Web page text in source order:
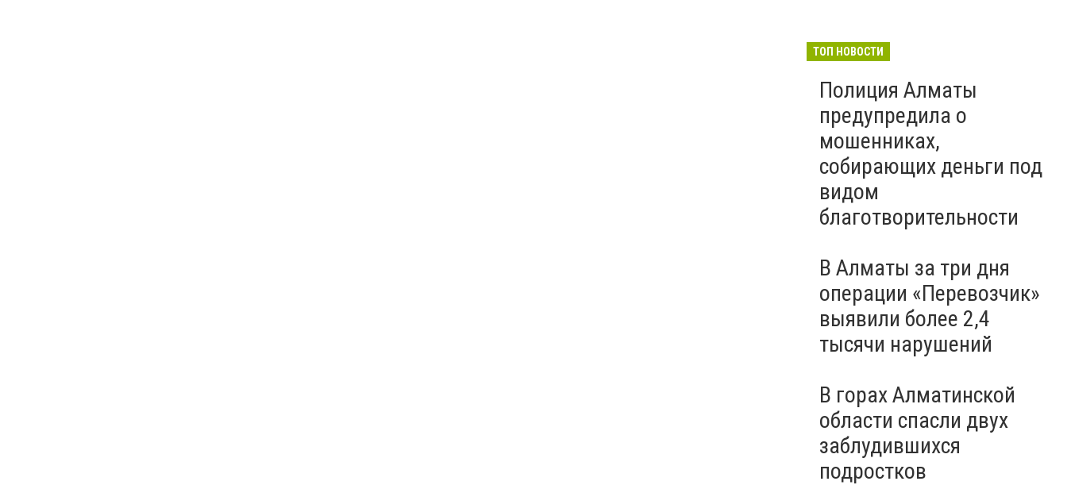
ТОП НОВОСТИ
Полиция Алматы
предупредила о
мошенниках,
собирающих деньги под
видом
благотворительности
В Алматы за три дня
операции «Перевозчик»
выявили более 2,4
тысячи нарушений
В горах Алматинской
области спасли двух
заблудившихся
подростков